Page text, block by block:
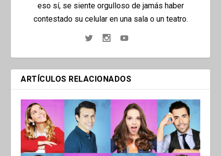
eso sí, se siente orgulloso de jamás haber
contestado su celular en una sala o un teatro.
ARTÍCULOS RELACIONADOS